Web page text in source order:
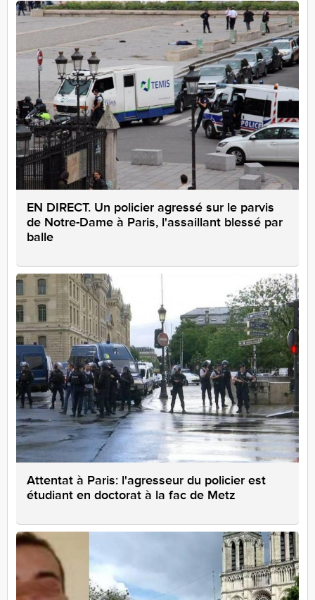
EN DIRECT. Un policier agressé sur le parvis
de Notre-Dame à Paris, l'assaillant blessé par
balle
Attentat à Paris: l'agresseur du policier est
étudiant en doctorat à la fac de Metz